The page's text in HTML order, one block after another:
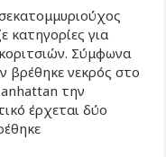
κατηγορίες για
Σύμφωνα
βρέθηκε νεκρός στο
την
έρχεται δύο